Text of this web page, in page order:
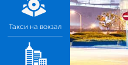
Такси на вокзал